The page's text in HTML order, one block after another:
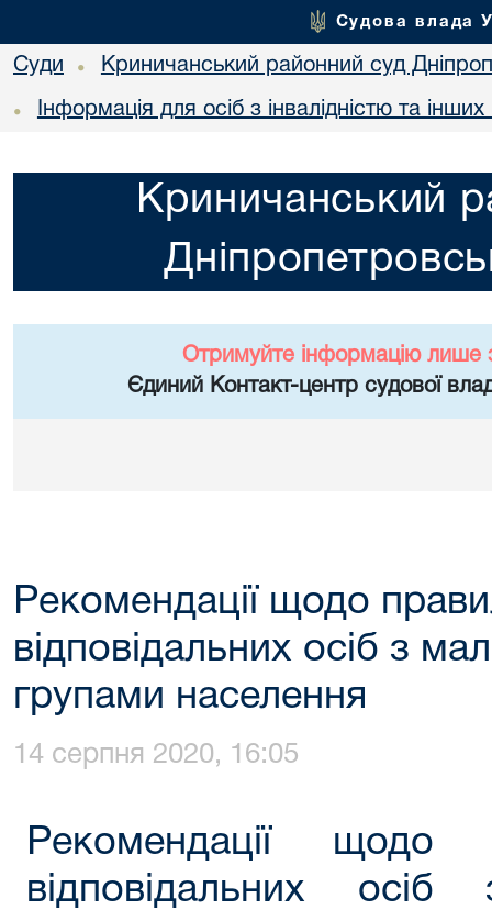
Судова влада
Суди • Криничанський районний суд
• Інформація для осіб з інвалідністю та
Криничанський
Отримуйте інформацію лише
Єдиний Контакт-центр судової
Рекомендації щодо
відповідальних осіб з
групами населення
14 серпня 2020, 16:05
Рекомендації щодо
відповідальних